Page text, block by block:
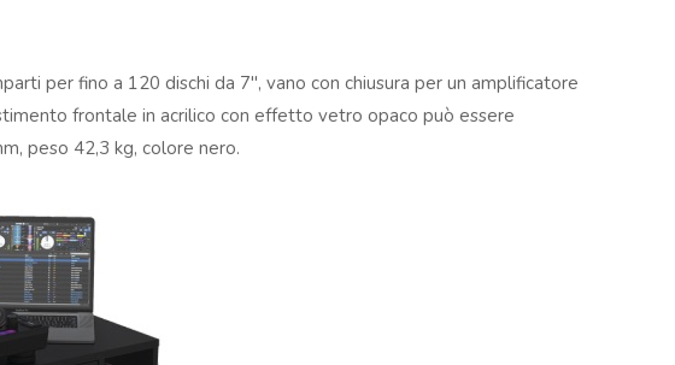
per fino a 120 dischi da 7″, vano con chiusura per un amplificatore
frontale in acrilico con effetto vetro opaco può essere
peso 42,3 kg, colore nero.